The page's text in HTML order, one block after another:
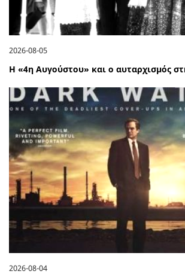
2026-08-05
Η «4η Αυγούστου» και ο αυταρχισμός
2026-08-04